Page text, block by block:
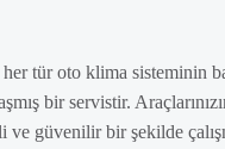
tür oto klima sisteminin
bir servistir.
güvenilir bir şekilde